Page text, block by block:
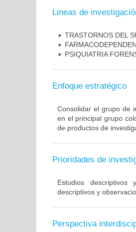
Lineas de
TRASTORNOS DEL
PSIQUIATRIA
Enfoque estratégico
Consolidar el grupo de
en el principal grupo
de productos de
Prioridades de
Estudios
descriptivos y
Perspectiva